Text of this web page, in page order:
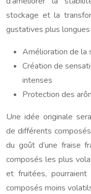
stockage et la
gustatives plus
Amélioration de la
Création de
intenses
Protection des
Une idée originale
de différents
du goût d’une fraise
composés les plus
et fruitées,
composés moins